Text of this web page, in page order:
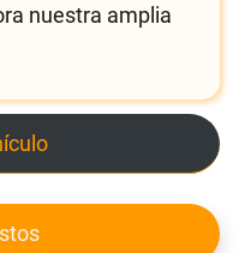
nuestra amplia